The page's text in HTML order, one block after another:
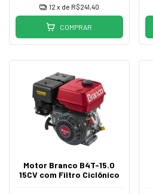
12 x de R$241,40
COMPRAR
Motor Branco B4T-15.0
15CV com Filtro Ciclônico